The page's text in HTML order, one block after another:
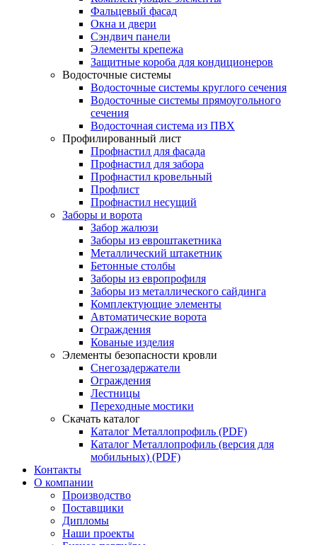
Фальцевый фасад
Окна и двери
Сэндвич панели
Элементы крепежа
Защитные короба для кондиционеров
Водосточные системы
Водосточные системы круглого сечения
Водосточные системы прямоугольного
сечения
Водосточная система из ПВХ
Профилированный лист
Профнастил для фасада
Профнастил для забора
Профнастил кровельный
Профлист
Профнастил несущий
Заборы и ворота
Забор жалюзи
Заборы из евроштакетника
Металлический штакетник
Бетонные столбы
Заборы из европрофиля
Заборы из металлического сайдинга
Комплектующие элементы
Автоматические ворота
Ограждения
Кованые изделия
Элементы безопасности кровли
Снегозадержатели
Ограждения
Лестницы
Переходные мостики
Скачать каталог
Каталог Металлопрофиль (PDF)
Каталог Металлопрофиль (версия для
мобильных) (PDF)
Контакты
О компании
Производство
Поставщики
Дипломы
Наши проекты